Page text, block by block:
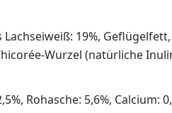
19%,
Wurzel (natürliche
Rohasche: 5,6%,